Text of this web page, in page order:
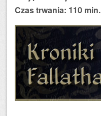
Czas trwania: 110 min.